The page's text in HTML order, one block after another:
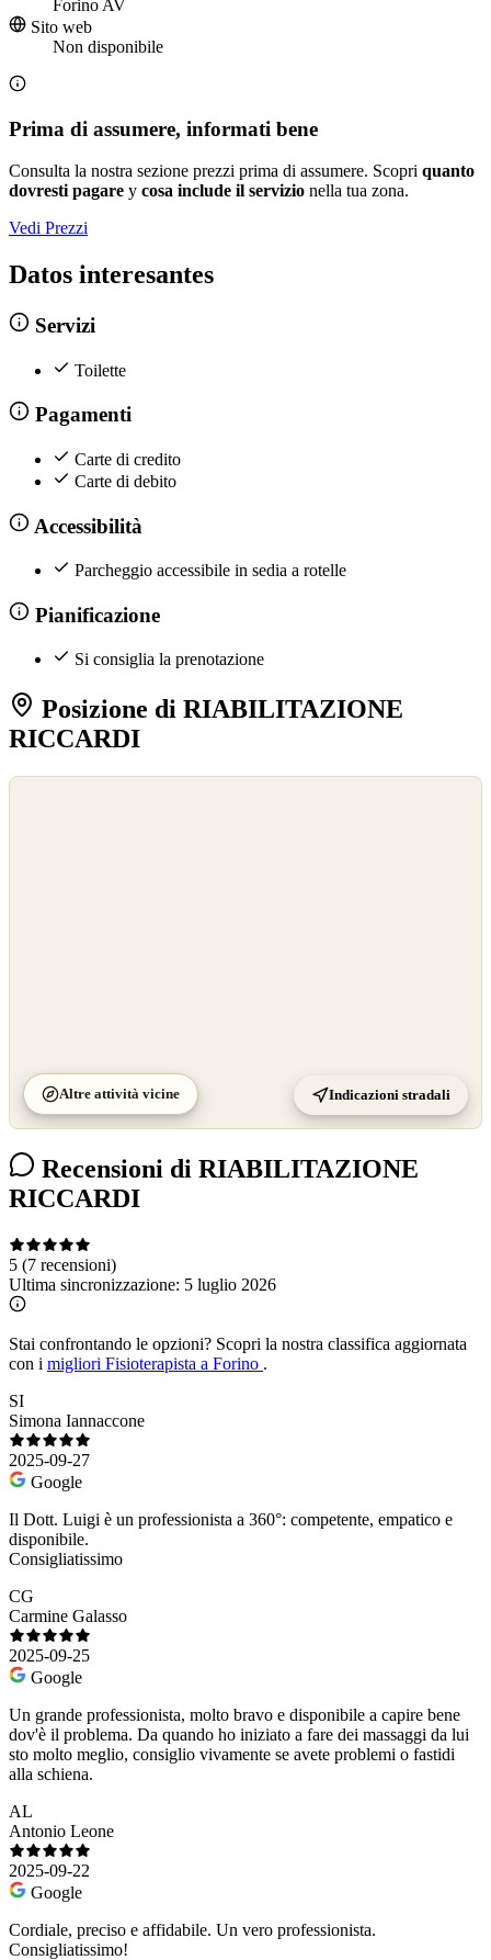
Forino AV
Sito web
Non disponibile
Prima di assumere, informati bene
Consulta la nostra sezione prezzi prima di assumere. Scopri quanto
dovresti pagare y cosa include il servizio nella tua zona.
Vedi Prezzi
Datos interesantes
Servizi
Toilette
Pagamenti
Carte di credito
Carte di debito
Accessibilità
Parcheggio accessibile in sedia a rotelle
Pianificazione
Si consiglia la prenotazione
Posizione di RIABILITAZIONE
RICCARDI
Altre attività vicine Indicazioni stradali
Recensioni di RIABILITAZIONE
RICCARDI
5 (7 recensioni)
Ultima sincronizzazione: 5 luglio 2026
Stai confrontando le opzioni? Scopri la nostra classifica aggiornata
con i migliori Fisioterapista a Forino .
SI
Simona Iannaccone
2025-09-27
Google
Il Dott. Luigi è un professionista a 360°: competente, empatico e
disponibile.
Consigliatissimo
CG
Carmine Galasso
2025-09-25
Google
Un grande professionista, molto bravo e disponibile a capire bene
dov'è il problema. Da quando ho iniziato a fare dei massaggi da lui
sto molto meglio, consiglio vivamente se avete problemi o fastidi
alla schiena.
AL
Antonio Leone
2025-09-22
Google
Cordiale, preciso e affidabile. Un vero professionista.
Consigliatissimo!